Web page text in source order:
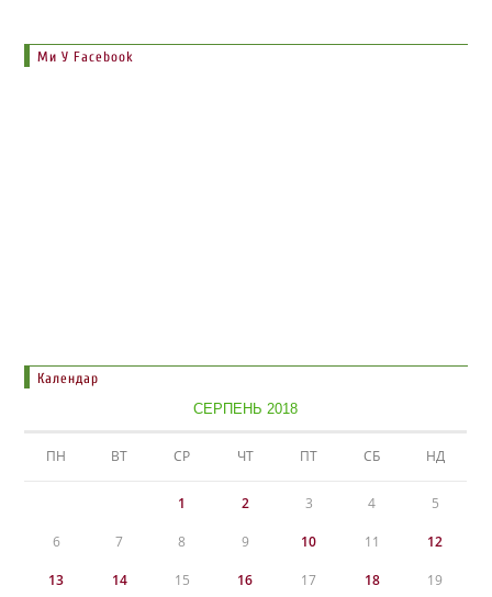
Ми У Facebook
Календар
СЕРПЕНЬ 2018
ПН ВТ СР ЧТ ПТ СБ НД
1 2 3 4 5
6 7 8 9 10 11 12
13 14 15 16 17 18 19